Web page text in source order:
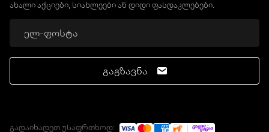
ახალი აქციები, სიახლეები ან დიდი ფასდაკლებები.
გაგზავნა
გადაიხადეთ უსაფრთხოდ: